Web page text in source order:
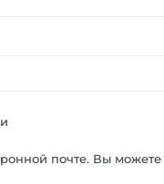
почте. Вы можете